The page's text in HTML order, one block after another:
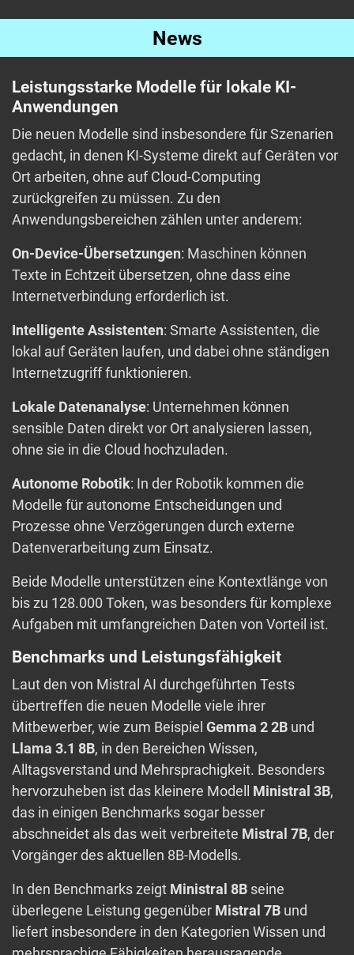
News
Leistungsstarke Modelle für lokale KI-
Anwendungen
Die neuen Modelle sind insbesondere für Szenarien
gedacht, in denen KI-Systeme direkt auf Geräten vor
Ort arbeiten, ohne auf Cloud-Computing
zurückgreifen zu müssen. Zu den
Anwendungsbereichen zählen unter anderem:
On-Device-Übersetzungen: Maschinen können
Texte in Echtzeit übersetzen, ohne dass eine
Internetverbindung erforderlich ist.
Intelligente Assistenten: Smarte Assistenten, die
lokal auf Geräten laufen, und dabei ohne ständigen
Internetzugriff funktionieren.
Lokale Datenanalyse: Unternehmen können
sensible Daten direkt vor Ort analysieren lassen,
ohne sie in die Cloud hochzuladen.
Autonome Robotik: In der Robotik kommen die
Modelle für autonome Entscheidungen und
Prozesse ohne Verzögerungen durch externe
Datenverarbeitung zum Einsatz.
Beide Modelle unterstützen eine Kontextlänge von
bis zu 128.000 Token, was besonders für komplexe
Aufgaben mit umfangreichen Daten von Vorteil ist.
Benchmarks und Leistungsfähigkeit
Laut den von Mistral AI durchgeführten Tests
übertreffen die neuen Modelle viele ihrer
Mitbewerber, wie zum Beispiel Gemma 2 2B und
Llama 3.1 8B, in den Bereichen Wissen,
Alltagsverstand und Mehrsprachigkeit. Besonders
hervorzuheben ist das kleinere Modell Ministral 3B,
das in einigen Benchmarks sogar besser
abschneidet als das weit verbreitete Mistral 7B, der
Vorgänger des aktuellen 8B-Modells.
In den Benchmarks zeigt Ministral 8B seine
überlegene Leistung gegenüber Mistral 7B und
liefert insbesondere in den Kategorien Wissen und